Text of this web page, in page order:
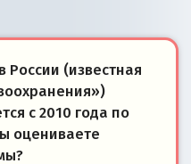
(известная
с 2010 года по
оцениваете